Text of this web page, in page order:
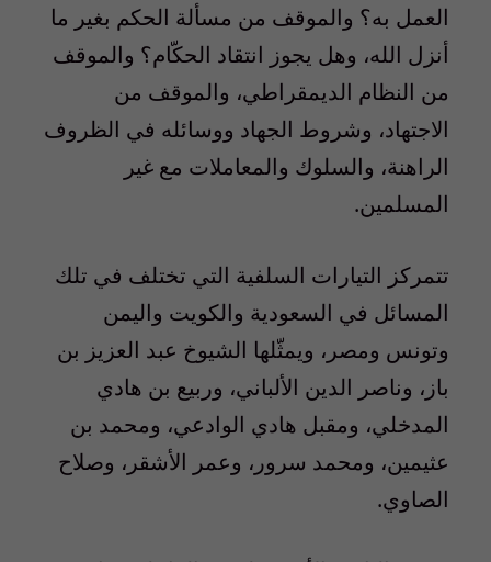
العمل به؟ والموقف من مسألة الحكم بغير ما
أنزل الله، وهل يجوز انتقاد الحكّام؟ والموقف
من النظام الديمقراطي، والموقف من
الاجتهاد، وشروط الجهاد ووسائله في الظروف
الراهنة، والسلوك والمعاملات مع غير
المسلمين.
تتمركز التيارات السلفية التي تختلف في تلك
المسائل في السعودية والكويت واليمن
وتونس ومصر، ويمثّلها الشيوخ عبد العزيز بن
باز، وناصر الدين الألباني، وربيع بن هادي
المدخلي، ومقبل هادي الوادعي، ومحمد بن
عثيمين، ومحمد سرور، وعمر الأشقر، وصلاح
الصاوي.